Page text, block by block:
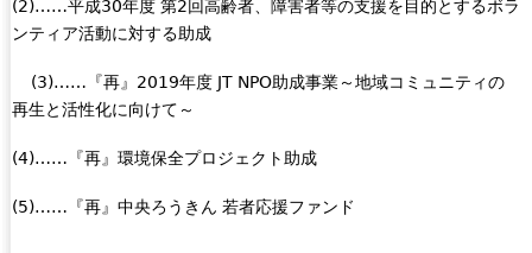
(2)……平成30年度 第2回高齢者、障害者等の支援を目的とするボラ
ンティア活動に対する助成
(3)……『再』2019年度 JT NPO助成事業～地域コミュニティの
再生と活性化に向けて～
(4)……『再』環境保全プロジェクト助成
(5)……『再』中央ろうきん 若者応援ファンド